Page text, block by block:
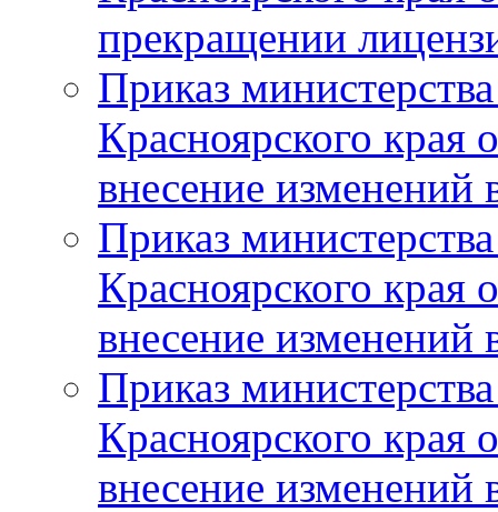
прекращении
Приказ
Красноярского
внесение изменений
Приказ
Красноярского
внесение изменений
Приказ
Красноярского
внесение изменений